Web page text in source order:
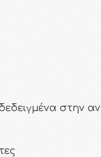
στην